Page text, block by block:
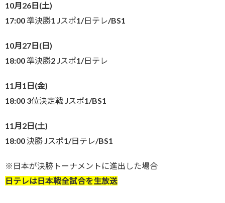
10月26日(土)
17:00 準決勝1 Jスポ1/日テレ/BS1
10月27日(日)
18:00 準決勝2 Jスポ1/日テレ
11月1日(金)
18:00 3位決定戦 Jスポ1/BS1
11月2日(土)
18:00 決勝 Jスポ1/日テレ/BS1
※日本が決勝トーナメントに進出した場合
日テレは日本戦全試合を生放送